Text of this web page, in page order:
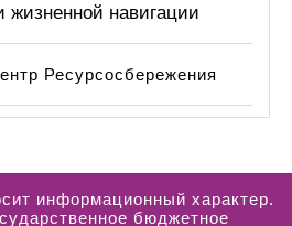
жизненной навигации
Ресурсосбережения
информационный характер.
бюджетное